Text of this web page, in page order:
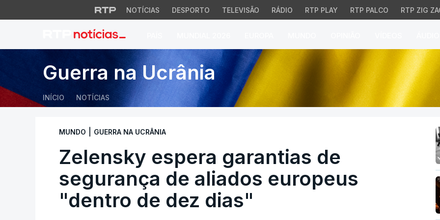
NOTÍCIAS DESPORTO TELEVISÃO RÁDIO RTP PLAY RTP PALCO RTP ZIG
Zelensky espera garantias de
Guerra na Ucrânia
INÍCIO NOTÍCIAS
MUNDO GUERRA NA UCRÂNIA
Zelensky espera garantias de
segurança de aliados europeus
"dentro de dez dias"